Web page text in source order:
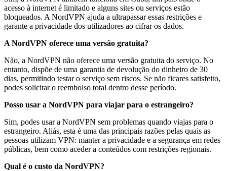
acesso à internet é limitado e alguns sites ou serviços estão
bloqueados. A NordVPN ajuda a ultrapassar essas restrições e
garante a privacidade dos utilizadores ao cifrar os dados.
A NordVPN oferece uma versão gratuita?
Não, a NordVPN não oferece uma versão gratuita do serviço. No
entanto, dispõe de uma garantia de devolução do dinheiro de 30
dias, permitindo testar o serviço sem riscos. Se não ficares satisfeito,
podes solicitar o reembolso total dentro desse período.
Posso usar a NordVPN para viajar para o estrangeiro?
Sim, podes usar a NordVPN sem problemas quando viajas para o
estrangeiro. Aliás, esta é uma das principais razões pelas quais as
pessoas utilizam VPN: manter a privacidade e a segurança em redes
públicas, bem como aceder a conteúdos com restrições regionais.
Qual é o custo da NordVPN?